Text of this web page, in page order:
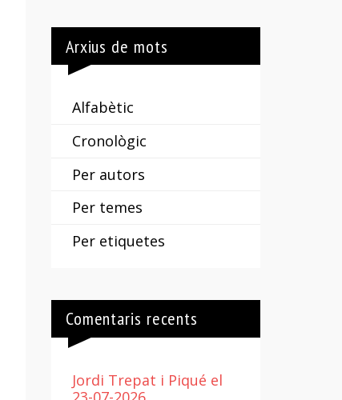
Arxius de mots
Alfabètic
Cronològic
Per autors
Per temes
Per etiquetes
Comentaris recents
Jordi Trepat i Piqué el